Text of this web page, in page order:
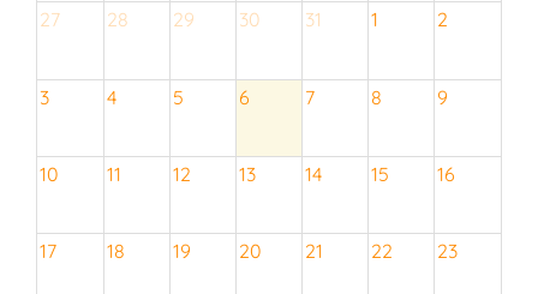
27
28 29 30 31 1 2
3 4 5 6 7 8 9
10 11 12 13 14 15 16
17 18 19 20 21 22 23